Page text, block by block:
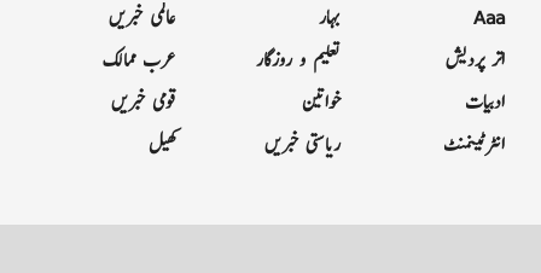
Aaa
اتر پردیش
ادبیات
انٹرٹینمنٹ
بہار
تعلیم و روزگار
خواتین
ریاستی خبریں
عالمی خبریں
عرب ممالک
قومی خبریں
کھیل